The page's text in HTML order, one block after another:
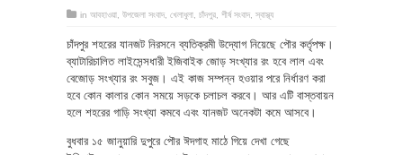
in আবহাওয়া উপজেলা সংবাদ খেলাধুলা চাঁদপুর শীর্ষ সংবাদ স্বাস্থ্য
চাঁদপুর শহরের যানজট নিরসনে ব্যতিক্রমী উদ্যোগ নিয়েছে পৌর কর্তৃপক্ষ।
ব্যাটারিচালিত লাইসেন্সধারী ইজিবাইক জোড় সংখ্যার রং হবে লাল এবং
বেজোড় সংখ্যার রং সবুজ। এই কাজ সম্পন্ন হওয়ার পরে নির্ধারণ করা
হবে কোন কালার কোন সময়ে সড়কে চলাচল করবে। আর এটি বাস্তবায়ন
হলে শহরের গাড়ি সংখ্যা কমবে এবং যানজট অনেকটা কমে আসবে।
বুধবার ১৫ জানুয়ারি দুপুরে পৌর ঈদগাহ মাঠে গিয়ে দেখা গেছে